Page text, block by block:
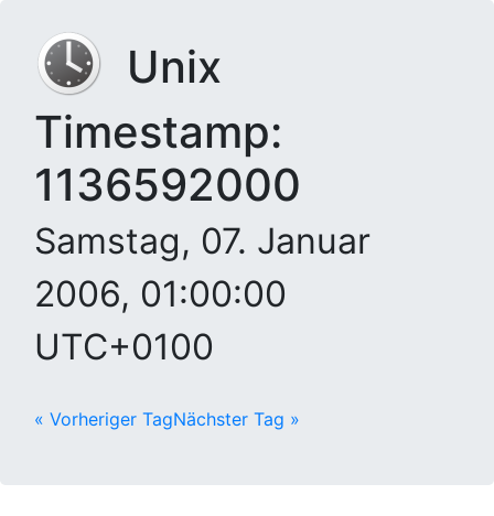
Unix
Timestamp:
1136592000
Samstag, 07. Januar
2006, 01:00:00
UTC+0100
« Vorheriger TagNächster Tag »